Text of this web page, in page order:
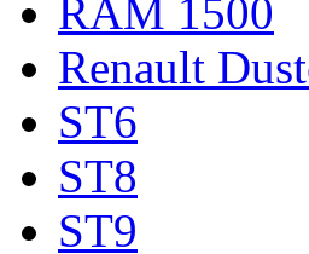
RAM 1500
Renault
ST6
ST8
ST9